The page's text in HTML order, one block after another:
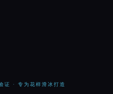
证 · 专为花样滑冰打造